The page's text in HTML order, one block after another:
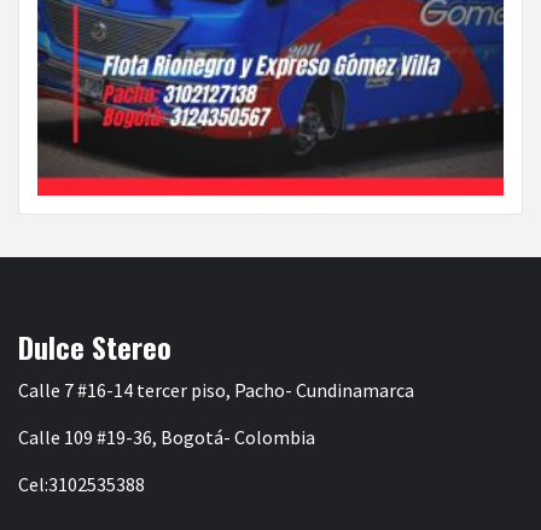
Dulce Stereo
Calle 7 #16-14 tercer piso, Pacho- Cundinamarca
Calle 109 #19-36, Bogotá- Colombia
Cel:3102535388